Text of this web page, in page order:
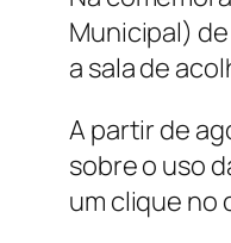
Municipal)
a sala de
A partir de
sobre o uso
um clique no